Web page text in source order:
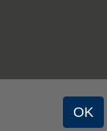
OK